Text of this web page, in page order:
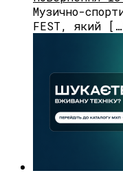
Музично-
FEST, який